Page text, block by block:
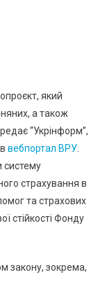
який
а також
“Укрінформ”,
вебпортал ВРУ.
систему
страхування в
та страхових
стійкості Фонду
закону, зокрема,